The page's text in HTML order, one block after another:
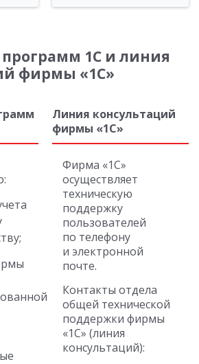
1С и линия
фирмы «1С»
Линия консультаций
фирмы «1С»
Фирма «1С»
осуществляет
техническую
поддержку
пользователей
по телефону
и электронной
почте.
Контакты отдела
общей технической
поддержки фирмы
«1С» (линия
консультаций):